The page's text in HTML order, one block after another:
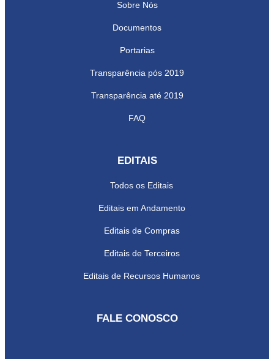
Sobre Nós
Documentos
Portarias
Transparência pós 2019
Transparência até 2019
FAQ
EDITAIS
Todos os Editais
Editais em Andamento
Editais de Compras
Editais de Terceiros
Editais de Recursos Humanos
FALE CONOSCO